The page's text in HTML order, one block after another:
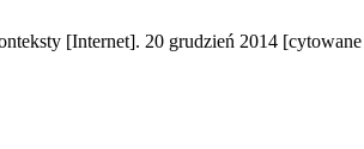
[Internet]. 20 grudzień 2014